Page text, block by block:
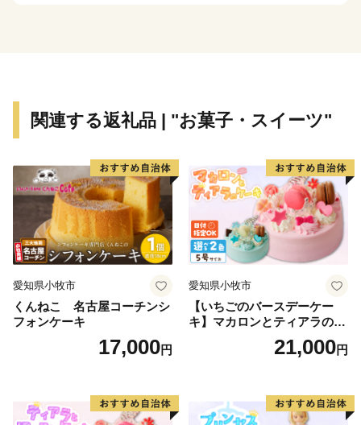
関連する返礼品 | "お菓子・スイーツ"
愛知県小牧市
くんねこ 名古屋コーチンシ
フォンケーキ
17,000円
愛知県小牧市
【いちごのバースデーケー
キ】マカロンとティアラのケ
ーキ スイーツ 日時指定可 デ
ザート 洋菓子 お取り寄せ 愛
デコレーションケーキ ホー
ルケーキ
21,000円